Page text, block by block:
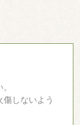
しないよう